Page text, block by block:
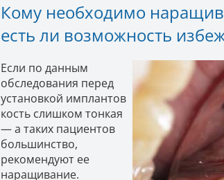
Кому необходимо
есть ли возможность
Если по данным
обследования перед
установкой имплантов
кость слишком тонкая
— а таких пациентов
большинство,
рекомендуют ее
наращивание.